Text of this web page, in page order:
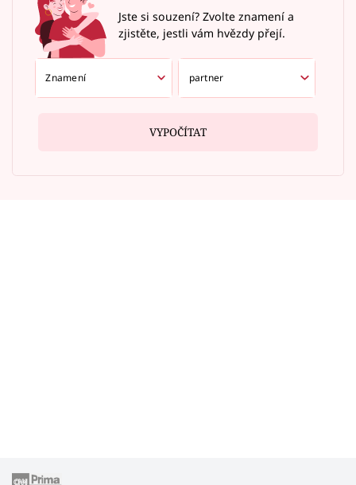
Jste si souzení? Zvolte znamení a
zjistěte, jestli vám hvězdy přejí.
VYPOČÍTAT